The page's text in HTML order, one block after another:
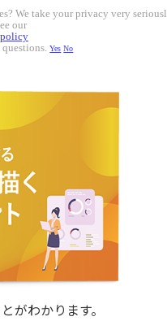
がわかります。
We take your privacy very
our
questions.Yes No